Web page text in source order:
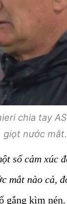
chia tay
giọt nước mắt.
số cảm xúc
mắt nào cả,
gắng kìm nén.